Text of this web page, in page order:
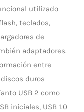
utilizado
teclados,
de
adaptadores.
entre
duros
USB 2 como
iniciales, USB 1.0